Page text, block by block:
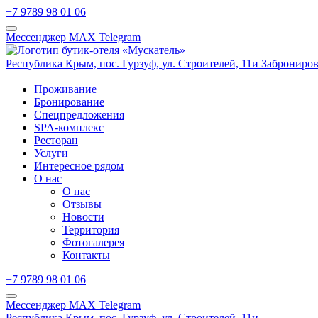
+7 9789 98 01 06
Мессенджер MAX Telegram
Республика Крым, пос. Гурзуф, ул. Строителей, 11и
Проживание
Бронирование
Спецпредложения
SPA-комплекс
Ресторан
Услуги
Интересное рядом
О нас
О нас
Отзывы
Новости
Территория
Фотогалерея
Контакты
+7 9789 98 01 06
Мессенджер MAX Telegram